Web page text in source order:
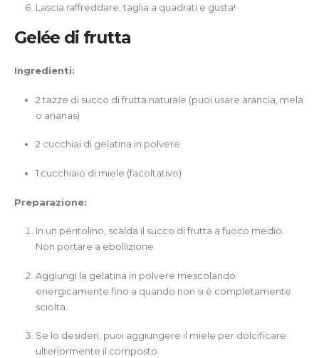
Lascia raffreddare, taglia a quadrati e gusta!
Gelée di frutta
Ingredienti:
2 tazze di succo di frutta naturale (puoi usare arancia, mela
o ananas)
2 cucchiai di gelatina in polvere
1 cucchiaio di miele (facoltativo)
Preparazione:
In un pentolino, scalda il succo di frutta a fuoco medio.
Non portare a ebollizione.
Aggiungi la gelatina in polvere mescolando
energicamente fino a quando non si è completamente
sciolta.
Se lo desideri, puoi aggiungere il miele per dolcificare
ulteriormente il composto.